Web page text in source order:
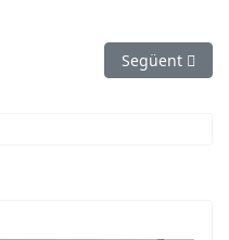
mercat de moda 'vintage'
Article
Següent